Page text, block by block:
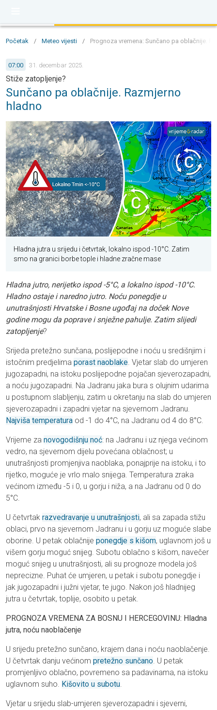
Početak / Meteo vijesti / Prognoza vremena: Sunčano pa oblačnije.
07:00 31. decembar 2025.
Stiže zatopljenje?
Sunčano pa oblačnije. Razmjerno
hladno
Hladna jutra u srijedu i četvrtak, lokalno ispod -10°C. Zatim
smo na granici borbe tople i hladne zračne mase
Hladna jutro, nerijetko ispod -5°C, a lokalno ispod -10°C.
Hladno ostaje i naredno jutro. Noću ponegdje u
unutrašnjosti Hrvatske i Bosne ugođaj na doček Nove
godine mogu da poprave i snježne pahulje. Zatim slijedi
zatopljenje?
Srijeda pretežno sunčana, poslijepodne i noću u središnjim i
istočnim predjelima porast naoblake. Vjetar slab do umjeren
jugozapadni, na istoku poslijepodne pojačan sjeverozapadni,
a noću jugozapadni. Na Jadranu jaka bura s olujnim udarima
u postupnom slabljenju, zatim u okretanju na slab do umjeren
sjeverozapadni i zapadni vjetar na sjevernom Jadranu.
Najviša temperatura od -1 do 4°C, na Jadranu od 4 do 8°C.
Vrijeme za novogodišnju noć: na Jadranu i uz njega većinom
vedro, na sjevernom dijelu povećana oblačnost; u
unutrašnjosti promjenjiva naoblaka, ponajprije na istoku, i to
rijetko, moguće je vrlo malo snijega. Temperatura zraka
većinom između -5 i 0, u gorju i niža, a na Jadranu od 0 do
5°C.
U četvrtak razvedravanje u unutrašnjosti, ali sa zapada stižu
oblaci, prvo na sjevernom Jadranu i u gorju uz moguće slabe
oborine. U petak oblačnije ponegdje s kišom, uglavnom još u
višem gorju moguć snijeg. Subotu oblačno s kišom, navečer
moguć snijeg u unutrašnjosti, ali su prognoze modela još
neprecizne. Puhat će umjeren, u petak i subotu ponegdje i
jak jugozapadni i južni vjetar, te jugo. Nakon još hladnijeg
jutra u četvrtak, toplije, osobito u petak.
PROGNOZA VREMENA ZA BOSNU I HERCEGOVINU: Hladna
jutra, noću naoblačenje
U srijedu pretežno sunčano, krajem dana i noću naoblačenje.
U četvrtak danju većinom pretežno sunčano. U petak
promjenljivo oblačno, povremeno sa padavinama, na istoku
uglavnom suho. Kišovito u subotu.
Vjetar u srijedu slab-umjeren sjeverozapadni i sjeverni,